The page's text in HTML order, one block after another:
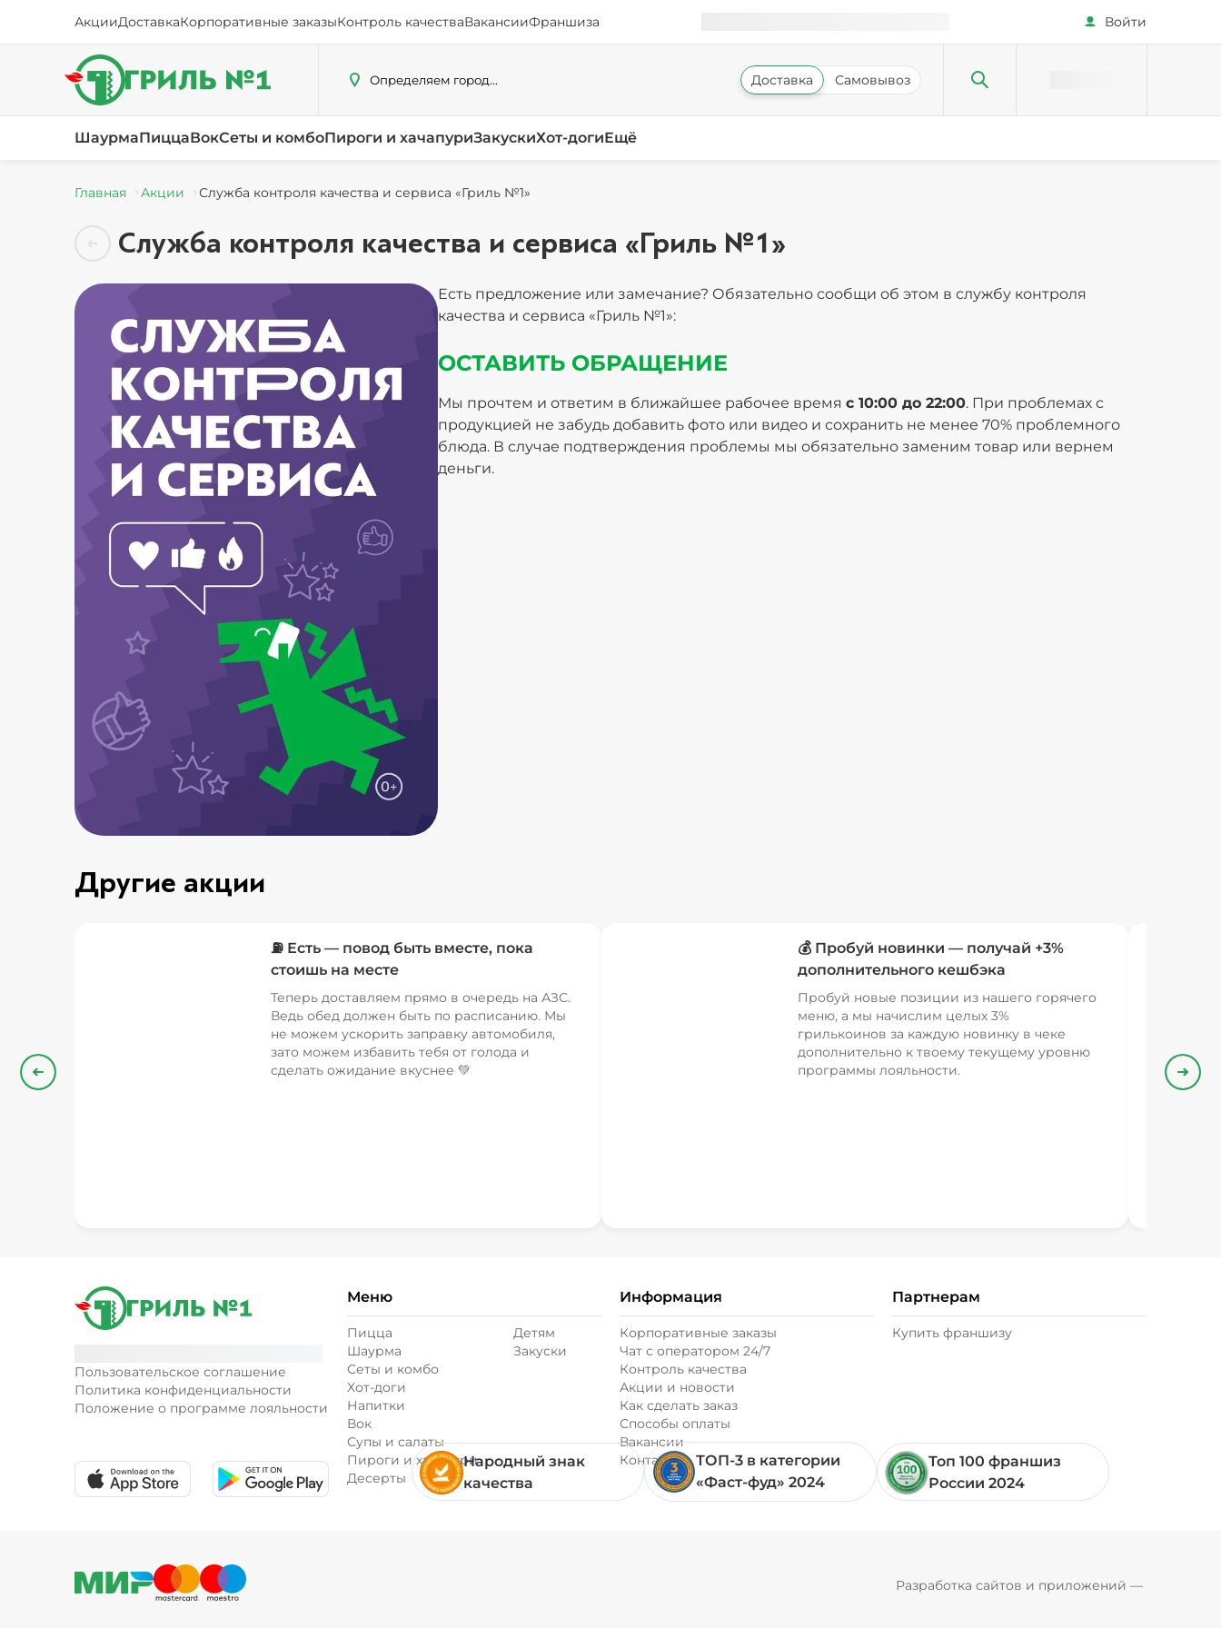
АкцииДоставкаКорпоративные заказыКонтроль качестваВакансииФраншиза Войти
Определяем город... Доставка Самовывоз
ШаурмаПиццаВокСеты и комбоПироги и хачапуриЗакускиХот-догиЕщё
Главная Акции Служба контроля качества и сервиса «Гриль №1»
Служба контроля качества и сервиса «Гриль №1»
Есть предложение или замечание? Обязательно сообщи об этом в службу контроля
качества и сервиса «Гриль №1»:
ОСТАВИТЬ ОБРАЩЕНИЕ
Мы прочтем и ответим в ближайшее рабочее время с 10:00 до 22:00. При проблемах с
продукцией не забудь добавить фото или видео и сохранить не менее 70% проблемного
блюда. В случае подтверждения проблемы мы обязательно заменим товар или вернем
деньги.
Другие акции
Назад
⛽ Есть — повод быть вместе, пока
стоишь на месте
Теперь доставляем прямо в очередь на АЗС.
Ведь обед должен быть по расписанию. Мы
не можем ускорить заправку автомобиля,
зато можем избавить тебя от голода и
сделать ожидание вкуснее 💚
💰 Пробуй новинки — получай +3%
дополнительного кешбэка
Пробуй новые позиции из нашего горячего
меню, а мы начислим целых 3%
грилькоинов за каждую новинку в чеке
дополнительно к твоему текущему уровню
программы лояльности.
Пользовательское соглашение
Политика конфиденциальности
Положение о программе лояльности
Меню
Пицца
Шаурма
Сеты и комбо
Хот-доги
Напитки
Вок
Супы и салаты
Пироги и хачапури
Десерты
Детям
Закуски
Информация
Корпоративные заказы
Чат с оператором 24/7
Контроль качества
Акции и новости
Как сделать заказ
Способы оплаты
Вакансии
Контакты
Партнерам
Купить франшизу
Народный знак
качества
ТОП-3 в категории
«Фаст-фуд» 2024
Топ 100 франшиз
России 2024
Разработка сайтов и приложений —